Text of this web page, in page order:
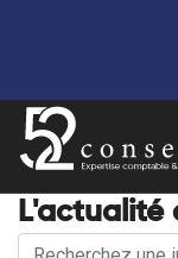
L'actualité